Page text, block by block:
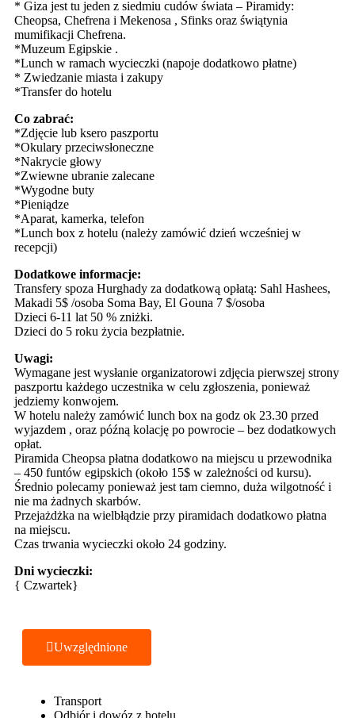
* Giza jest tu jeden z siedmiu cudów świata – Piramidy:
Cheopsa, Chefrena i Mekenosa , Sfinks oraz świątynia
mumifikacji Chefrena.
*Muzeum Egipskie .
*Lunch w ramach wycieczki (napoje dodatkowo płatne)
* Zwiedzanie miasta i zakupy
*Transfer do hotelu
Co zabrać:
*Zdjęcie lub ksero paszportu
*Okulary przeciwsłoneczne
*Nakrycie głowy
*Zwiewne ubranie zalecane
*Wygodne buty
*Pieniądze
*Aparat, kamerka, telefon
*Lunch box z hotelu (należy zamówić dzień wcześniej w
recepcji)
Dodatkowe informacje:
Transfery spoza Hurghady za dodatkową opłatą: Sahl Hashees,
Makadi 5$ /osoba Soma Bay, El Gouna 7 $/osoba
Dzieci 6-11 lat 50 % zniżki.
Dzieci do 5 roku życia bezpłatnie.
Uwagi:
Wymagane jest wysłanie organizatorowi zdjęcia pierwszej strony
paszportu każdego uczestnika w celu zgłoszenia, ponieważ
jedziemy konwojem.
W hotelu należy zamówić lunch box na godz ok 23.30 przed
wyjazdem , oraz późną kolację po powrocie – bez dodatkowych
opłat.
Piramida Cheopsa płatna dodatkowo na miejscu u przewodnika
– 450 funtów egipskich (około 15$ w zależności od kursu).
Średnio polecamy ponieważ jest tam ciemno, duża wilgotność i
nie ma żadnych skarbów.
Przejażdżka na wielbłądzie przy piramidach dodatkowo płatna
na miejscu.
Czas trwania wycieczki około 24 godziny.
Dni wycieczki:
{ Czwartek}
Uwzględnione
Transport